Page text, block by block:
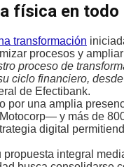
física en todo
transformación
procesos y
proceso de
ciclo financiero,
de Efectibank.
por una amplia
y más de
digital
integral